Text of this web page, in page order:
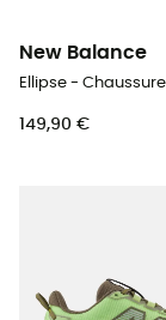
New Balance
149,90 €